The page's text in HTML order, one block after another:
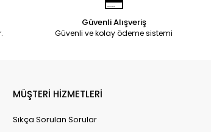
Güvenli Alışveriş
Güvenli ve kolay ödeme sistemi
MÜŞTERİ HİZMETLERİ
Sıkça Sorulan Sorular